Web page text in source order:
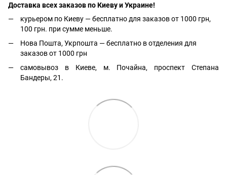
Доставка всех заказов по Киеву и Украине!
курьером по Киеву — бесплатно для заказов от 1000 грн,
100 грн. при сумме меньше.
Нова Пошта, Укрпошта — бесплатно в отделения для
заказов от 1000 грн
самовывоз в Киеве, м. Почайна, проспект Степана
Бандеры, 21.